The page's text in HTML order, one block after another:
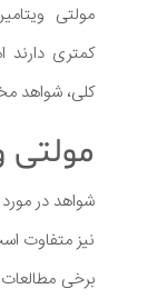
مولتی
کمتری دارند
کلی، شواهد
مولتی
شواهد در
نیز متفاوت
برخی